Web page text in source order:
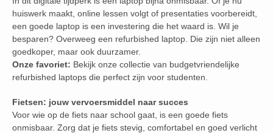
huiswerk maakt, online lessen volgt of presentaties voorbereidt,
een goede laptop is een investering die het waard is. Wil je
besparen? Overweeg een refurbished laptop. Die zijn niet alleen
goedkoper, maar ook duurzamer.
Onze favoriet: Bekijk onze collectie van budgetvriendelijke
refurbished laptops die perfect zijn voor studenten.
Fietsen: jouw vervoersmiddel naar succes
Voor wie op de fiets naar school gaat, is een goede fiets
onmisbaar. Zorg dat je fiets stevig, comfortabel en goed verlicht